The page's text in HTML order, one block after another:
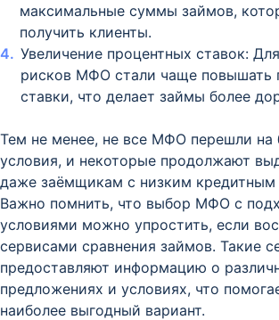
максимальные суммы займов,
получить клиенты.
Увеличение процентных ставок:
рисков МФО стали чаще повышать
ставки, что делает займы более
Тем не менее, не все МФО перешли на
условия, и некоторые продолжают
даже заёмщикам с низким кредитным
Важно помнить, что выбор МФО с
условиями можно упростить, если
сервисами сравнения займов. Такие
предоставляют информацию о
предложениях и условиях, что
наиболее выгодный вариант.